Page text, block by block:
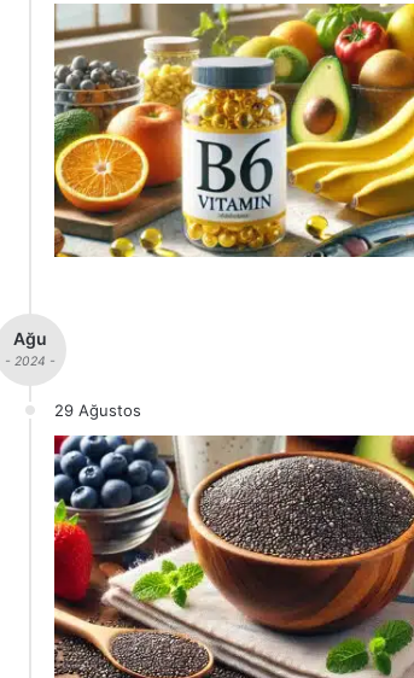
Ağu
- 2024 -
29 Ağustos